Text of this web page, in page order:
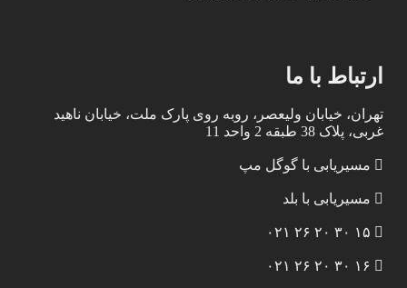
ارتباط با ما
تهران، خیابان ولیعصر، روبه روی پارک ملت، خیابان ناهید
غربی، پلاک 38 طبقه 2 واحد 11
مسیریابی با گوگل مپ
مسیریابی با بلد